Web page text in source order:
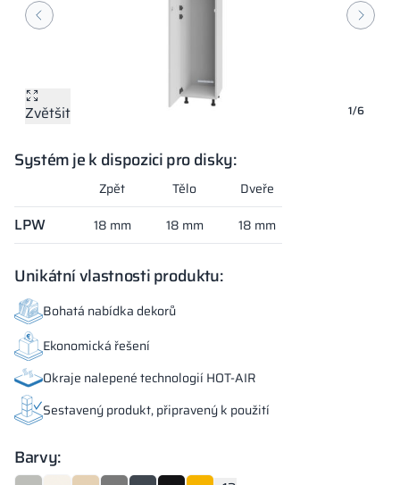
1/6
Zvětšit
Zvětšit
Zvětšit
Zvětšit
Zvětšit
Zvětšit
Systém je k dispozici pro disky:
Zpět Tělo Dveře
LPW 18 mm 18 mm 18 mm
Unikátní vlastnosti produktu:
Bohatá nabídka dekorů
Ekonomická řešení
Okraje nalepené technologií HOT-AIR
Sestavený produkt, připravený k použití
Barvy: